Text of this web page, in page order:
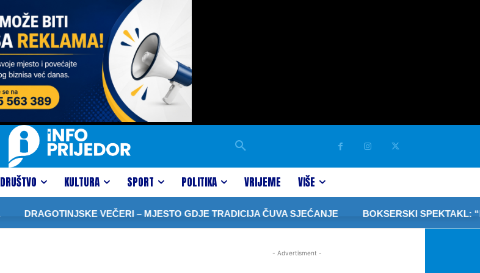
DRUŠTVO KULTURA SPORT POLITIKA VRIJEME VIŠE
DRAGOTINJSKE VEČERI – MJESTO GDJE TRADICIJA ČUVA SJEĆANJE
BOKSERSKI SPEKTAKL:
- Advertisment -